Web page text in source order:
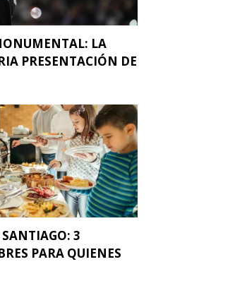
LA
PRESENTACIÓN DE
3
PARA QUIENES